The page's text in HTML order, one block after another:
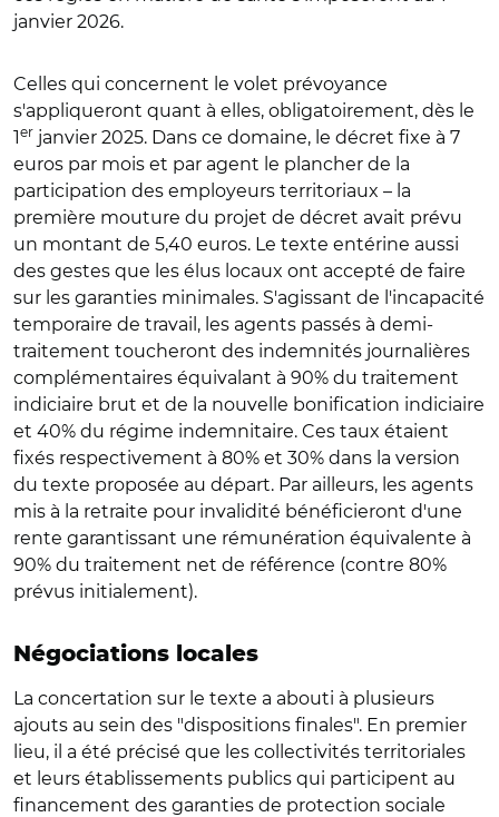
janvier 2026.
Celles qui concernent le volet prévoyance
s'appliqueront quant à elles, obligatoirement, dès le
1er janvier 2025. Dans ce domaine, le décret fixe à 7
euros par mois et par agent le plancher de la
participation des employeurs territoriaux – la
première mouture du projet de décret avait prévu
un montant de 5,40 euros. Le texte entérine aussi
des gestes que les élus locaux ont accepté de faire
sur les garanties minimales. S'agissant de l'incapacité
temporaire de travail, les agents passés à demi-
traitement toucheront des indemnités journalières
complémentaires équivalant à 90% du traitement
indiciaire brut et de la nouvelle bonification indiciaire
et 40% du régime indemnitaire. Ces taux étaient
fixés respectivement à 80% et 30% dans la version
du texte proposée au départ. Par ailleurs, les agents
mis à la retraite pour invalidité bénéficieront d'une
rente garantissant une rémunération équivalente à
90% du traitement net de référence (contre 80%
prévus initialement).
Négociations locales
La concertation sur le texte a abouti à plusieurs
ajouts au sein des "dispositions finales". En premier
lieu, il a été précisé que les collectivités territoriales
et leurs établissements publics qui participent au
financement des garanties de protection sociale